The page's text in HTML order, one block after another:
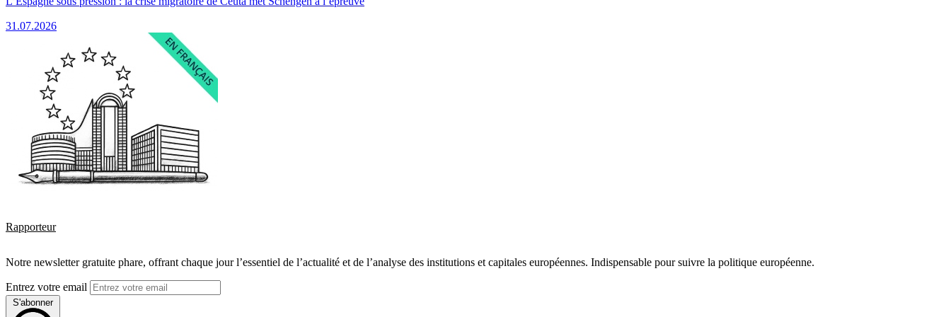
31.07.2026
Rapporteur
Notre newsletter gratuite phare, offrant chaque jour l’essentiel de l’actualité et de l’analyse des institutions et capitales européennes. Indispensable pour suivre la politique européenne.
Entrez votre email
S'abonner